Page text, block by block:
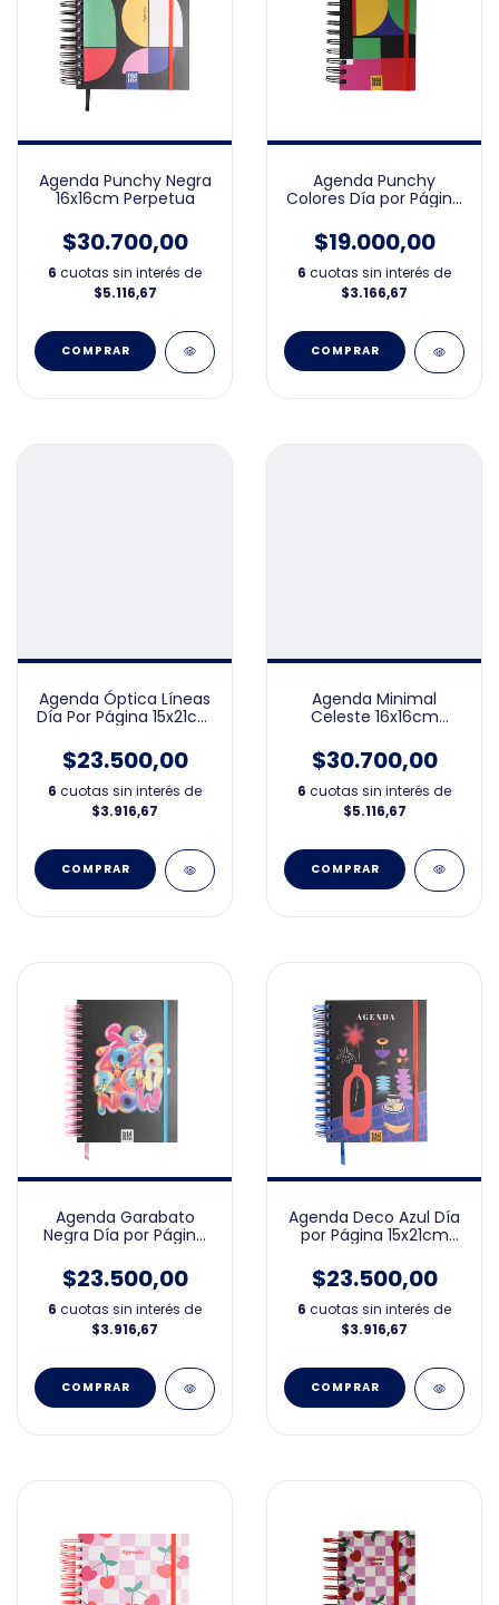
Agenda Punchy Negra
16x16cm Perpetua
$30.700,00
6 cuotas sin interés de
$5.116,67
Agenda Punchy
Colores Día por Página
$19.000,00
6 cuotas sin interés de
$3.166,67
Agenda Óptica Líneas
Día Por Página 15x21cm
$23.500,00
6 cuotas sin interés de
$3.916,67
Agenda Minimal
Celeste 16x16cm
$30.700,00
6 cuotas sin interés de
$5.116,67
Agenda Garabato
Negra Día por Página
$23.500,00
6 cuotas sin interés de
$3.916,67
Agenda Deco Azul Día
por Página 15x21cm
$23.500,00
6 cuotas sin interés de
$3.916,67